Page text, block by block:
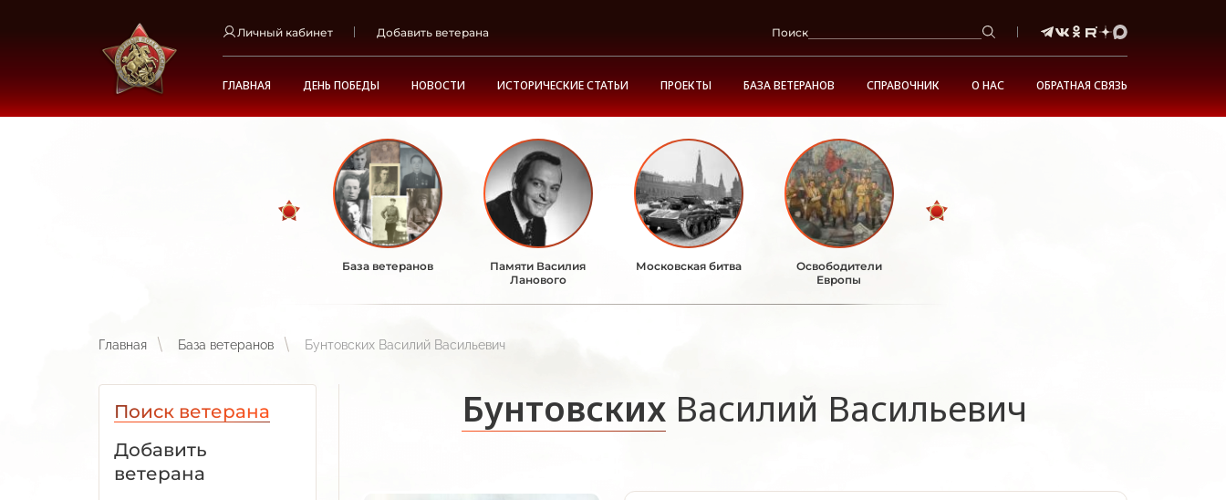
Личный кабинет Добавить ветерана Поиск
ГЛАВНАЯ ДЕНЬ ПОБЕДЫ НОВОСТИ ИСТОРИЧЕСКИЕ СТАТЬИ ПРОЕКТЫ БАЗА ВЕТЕРАНОВ СПРАВОЧНИК О НАС ОБРАТНАЯ СВЯЗЬ
База ветеранов
Памяти Василия
Ланового
Московская битва
Освободители
Европы
Главная База ветеранов Бунтовских Василий Васильевич
Поиск ветерана
Добавить
ветерана
Бунтовских Василий Васильевич